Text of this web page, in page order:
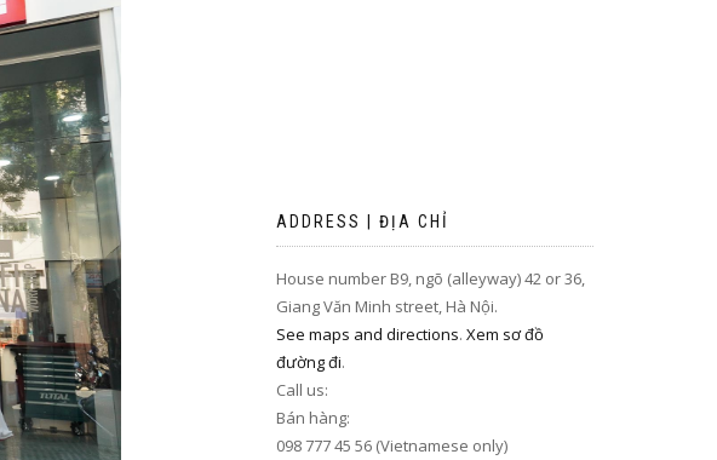
ADDRESS | ĐỊA CHỈ
House number B9, ngõ (alleyway) 42 or 36,
Giang Văn Minh street, Hà Nội.
See maps and directions. Xem sơ đồ
đường đi.
Call us:
Bán hàng:
098 777 45 56 (Vietnamese only)